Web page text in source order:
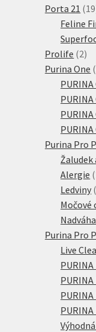
Porta 21 19
Feline
Prolife 22
Purina One
Purina Pro
Žaludek
Alergie
Ledviny
Močové
Purina Pro
Live
PURINA